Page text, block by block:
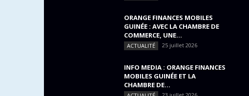
ORANGE FINANCES MOBILES
GUINÉE : AVEC LA CHAMBRE DE
COMMERCE, UNE...
ACTUALITÉ 25 juillet 2026
INFO MEDIA : ORANGE FINANCES
MOBILES GUINÉE ET LA
CHAMBRE DE...